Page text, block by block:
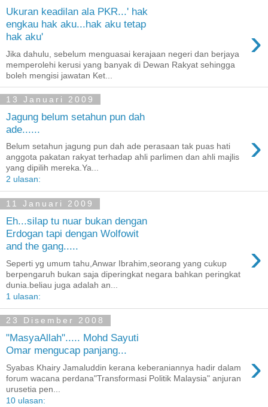
Ukuran keadilan ala PKR...' hak
engkau hak aku...hak aku tetap
hak aku'
›
Jika dahulu, sebelum menguasai kerajaan negeri dan berjaya
memperolehi kerusi yang banyak di Dewan Rakyat sehingga
boleh mengisi jawatan Ket...
13 Januari 2009
Jagung belum setahun pun dah
ade......
›
Belum setahun jagung pun dah ade perasaan tak puas hati
anggota pakatan rakyat terhadap ahli parlimen dan ahli majlis
yang dipilih mereka.Ya...
2 ulasan:
11 Januari 2009
Eh...silap tu nuar bukan dengan
Erdogan tapi dengan Wolfowit
and the gang.....
›
Seperti yg umum tahu,Anwar Ibrahim,seorang yang cukup
berpengaruh bukan saja diperingkat negara bahkan peringkat
dunia.beliau juga adalah an...
1 ulasan:
23 Disember 2008
"MasyaAllah"..... Mohd Sayuti
Omar mengucap panjang...
›
Syabas Khairy Jamaluddin kerana keberaniannya hadir dalam
forum wacana perdana"Transformasi Politik Malaysia" anjuran
urusetia pen...
10 ulasan: